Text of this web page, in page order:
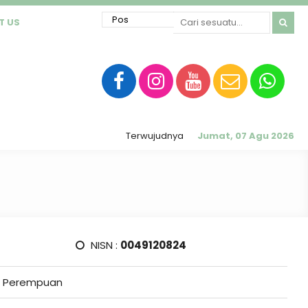
US
Jumat, 07 Agu 2026
Terwujudnya sekolah RATU (Religius,
NISN : 0049120824
Perempuan